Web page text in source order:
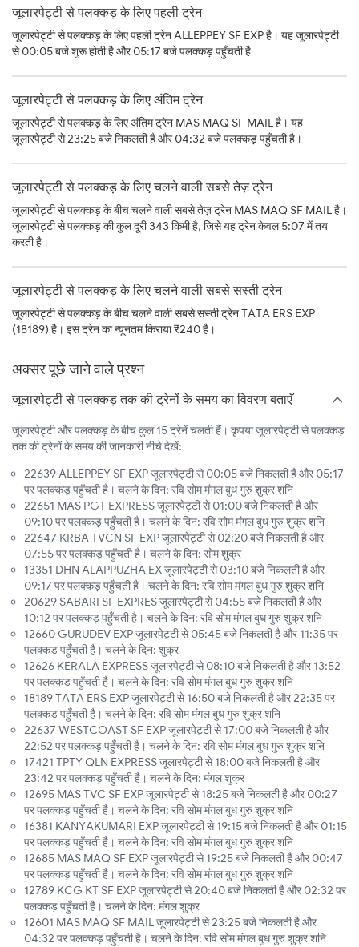
जूलारपेट्टी से पलक्कड़ के लिए पहली ट्रेन
जूलारपेट्टी से पलक्कड़ के लिए पहली ट्रेन ALLEPPEY SF EXP है। यह जूलारपेट्टी
से 00:05 बजे शुरू होती है और 05:17 बजे पलक्कड़ पहुँचती है
जूलारपेट्टी से पलक्कड़ के लिए अंतिम ट्रेन
जूलारपेट्टी से पलक्कड़ के लिए अंतिम ट्रेन MAS MAQ SF MAIL है। यह
जूलारपेट्टी से 23:25 बजे निकलती है और 04:32 बजे पलक्कड़ पहुँचती है।
जूलारपेट्टी से पलक्कड़ के लिए चलने वाली सबसे तेज़ ट्रेन
जूलारपेट्टी से पलक्कड़ के बीच चलने वाली सबसे तेज़ ट्रेन MAS MAQ SF MAIL है।
जूलारपेट्टी से पलक्कड़ की कुल दूरी 343 किमी है, जिसे यह ट्रेन केवल 5:07 में तय
करती है।
जूलारपेट्टी से पलक्कड़ के लिए चलने वाली सबसे सस्ती ट्रेन
जूलारपेट्टी से पलक्कड़ के बीच चलने वाली सबसे सस्ती ट्रेन TATA ERS EXP
(18189) है। इस ट्रेन का न्यूनतम किराया ₹240 है।
अक्सर पूछे जाने वाले प्रश्न
जूलारपेट्टी से पलक्कड़ तक की ट्रेनों के समय का विवरण बताएँ
जूलारपेट्टी और पलक्कड़ के बीच कुल 15 ट्रेनें चलती हैं। कृपया जूलारपेट्टी से पलक्कड़
तक की ट्रेनों के समय की जानकारी नीचे देखें:
22639 ALLEPPEY SF EXP जूलारपेट्टी से 00:05 बजे निकलती है और 05:17
पर पलक्कड़ पहुँचती है। चलने के दिन: रवि सोम मंगल बुध गुरु शुक्र शनि
22651 MAS PGT EXPRESS जूलारपेट्टी से 01:00 बजे निकलती है और
09:10 पर पलक्कड़ पहुँचती है। चलने के दिन: रवि सोम मंगल बुध गुरु शुक्र शनि
22647 KRBA TVCN SF EXP जूलारपेट्टी से 02:20 बजे निकलती है और
07:55 पर पलक्कड़ पहुँचती है। चलने के दिन: सोम शुक्र
13351 DHN ALAPPUZHA EX जूलारपेट्टी से 03:10 बजे निकलती है और
09:17 पर पलक्कड़ पहुँचती है। चलने के दिन: रवि सोम मंगल बुध गुरु शुक्र शनि
20629 SABARI SF EXPRES जूलारपेट्टी से 04:55 बजे निकलती है और
10:12 पर पलक्कड़ पहुँचती है। चलने के दिन: रवि सोम मंगल बुध गुरु शुक्र शनि
12660 GURUDEV EXP जूलारपेट्टी से 05:45 बजे निकलती है और 11:35 पर
पलक्कड़ पहुँचती है। चलने के दिन: शुक्र
12626 KERALA EXPRESS जूलारपेट्टी से 08:10 बजे निकलती है और 13:52
पर पलक्कड़ पहुँचती है। चलने के दिन: रवि सोम मंगल बुध गुरु शुक्र शनि
18189 TATA ERS EXP जूलारपेट्टी से 16:50 बजे निकलती है और 22:35 पर
पलक्कड़ पहुँचती है। चलने के दिन: रवि सोम मंगल बुध गुरु शुक्र शनि
22637 WESTCOAST SF EXP जूलारपेट्टी से 17:00 बजे निकलती है और
22:52 पर पलक्कड़ पहुँचती है। चलने के दिन: रवि सोम मंगल बुध गुरु शुक्र शनि
17421 TPTY QLN EXPRESS जूलारपेट्टी से 18:00 बजे निकलती है और
23:42 पर पलक्कड़ पहुँचती है। चलने के दिन: मंगल शुक्र
12695 MAS TVC SF EXP जूलारपेट्टी से 18:25 बजे निकलती है और 00:27
पर पलक्कड़ पहुँचती है। चलने के दिन: रवि सोम मंगल बुध गुरु शुक्र शनि
16381 KANYAKUMARI EXP जूलारपेट्टी से 19:15 बजे निकलती है और 01:15
पर पलक्कड़ पहुँचती है। चलने के दिन: रवि सोम मंगल बुध गुरु शुक्र शनि
12685 MAS MAQ SF EXP जूलारपेट्टी से 19:25 बजे निकलती है और 00:47
पर पलक्कड़ पहुँचती है। चलने के दिन: रवि सोम मंगल बुध गुरु शुक्र शनि
12789 KCG KT SF EXP जूलारपेट्टी से 20:40 बजे निकलती है और 02:32 पर
पलक्कड़ पहुँचती है। चलने के दिन: मंगल शुक्र
12601 MAS MAQ SF MAIL जूलारपेट्टी से 23:25 बजे निकलती है और
04:32 पर पलक्कड़ पहुँचती है। चलने के दिन: रवि सोम मंगल बुध गुरु शुक्र शनि